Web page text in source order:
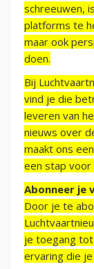
schreeuwen,
platforms te
maar ook
doen.
Bij
vind je die
leveren van
nieuws over
maakt ons
een stap voor
Abonneer je
Door je te
je toegang
ervaring die